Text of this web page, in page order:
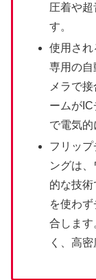
圧着や超
す。
使用され
専用の自
メラで
ームが
で電気的
フリッ
ングは
的な技
を使わ
合します
く、高